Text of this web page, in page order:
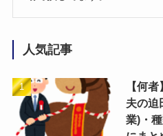
人気記事
【何
夫の迫
業)・